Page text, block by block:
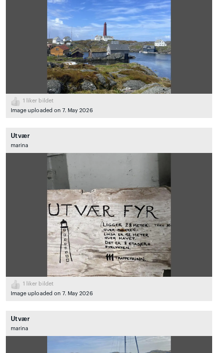
1
liker bildet
Image uploaded on 7. May 2026
Utvær
marina
1
liker bildet
Image uploaded on 7. May 2026
Utvær
marina